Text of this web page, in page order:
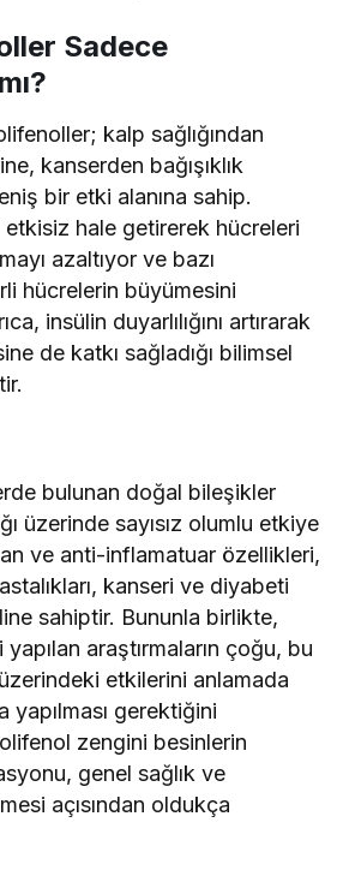
Sadece
kalp sağlığından
kanserden bağışıklık
bir etki alanına sahip.
hale getirerek hücreleri
azaltıyor ve bazı
hücrelerin büyümesini
insülin duyarlılığını artırarak
de katkı sağladığı bilimsel
bulunan doğal bileşikler
üzerinde sayısız olumlu etkiye
ve anti-inflamatuar özellikleri,
kanseri ve diyabeti
sahiptir. Bununla birlikte,
araştırmaların çoğu, bu
etkilerini anlamada
yapılması gerektiğini
zengini besinlerin
genel sağlık ve
açısından oldukça